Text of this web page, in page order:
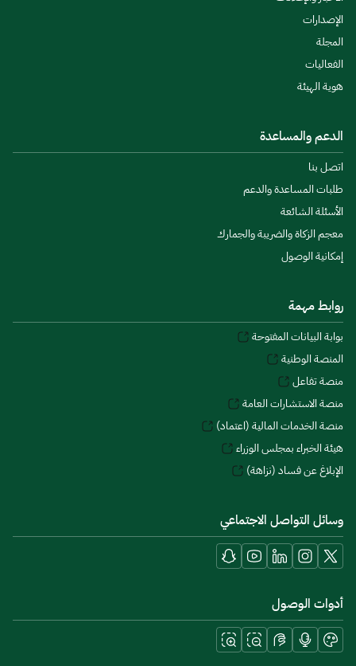
الإصدارات
المجلة
الفعاليات
هوية الهيئة
الدعم والمساعدة
اتصل بنا
طلبات المساعدة والدعم
الأسئلة الشائعة
معجم الزكاة والضريبة والجمارك
إمكانية الوصول
روابط مهمة
بوابة البيانات المفتوحة
المنصة الوطنية
منصة تفاعل
منصة الاستشارات العامة
منصة الخدمات المالية (اعتماد)
هيئة الخبراء بمجلس الوزراء
الإبلاغ عن فساد (نزاهة)
وسائل التواصل الاجتماعي
أدوات الوصول